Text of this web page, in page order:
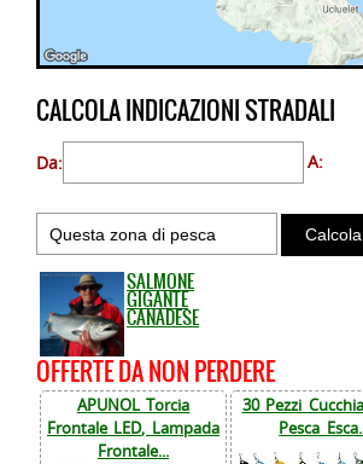
CALCOLA INDICAZIONI STRADALI
Da: A:
SALMONE
GIGANTE
CANADESE
OFFERTE DA NON PERDERE
APUNOL Torcia
Frontale LED, Lampada
Frontale...
30 Pezzi
Pesca